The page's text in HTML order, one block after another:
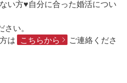
い方♥自分に合った婚活につい
さい。
は
こちらから
ご連絡くださ